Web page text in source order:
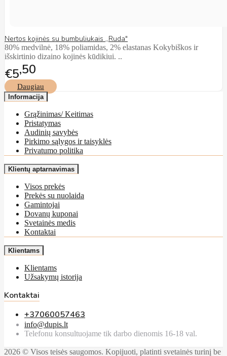
Nertos kojinės su bumbuliukais ,,Ruda"
80% medvilnė, 18% poliamidas, 2% elastanas Kokybiškos ir
išskirtinio dizaino kojinės kūdikiui. ..
€5 50
Daugiau
Informacija
Grąžinimas/ Keitimas
Pristatymas
Audinių savybės
Pirkimo sąlygos ir taisyklės
Privatumo politika
Klientų aptarnavimas
Visos prekės
Prekės su nuolaida
Gamintojai
Dovanų kuponai
Svetainės medis
Kontaktai
Klientams
Klientams
Užsakymų istorija
Kontaktai
+37060057463
info@dupis.lt
Telefonu konsultuojame tik darbo dienomis 16-18 val.
2026 © Visos teisės saugomos. Kopijuoti, platinti svetainės turinį be